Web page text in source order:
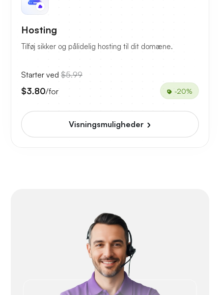
Hosting
Tilføj sikker og pålidelig hosting til dit domæne.
Starter ved $5.99
$3.80/for -20%
Visningsmuligheder